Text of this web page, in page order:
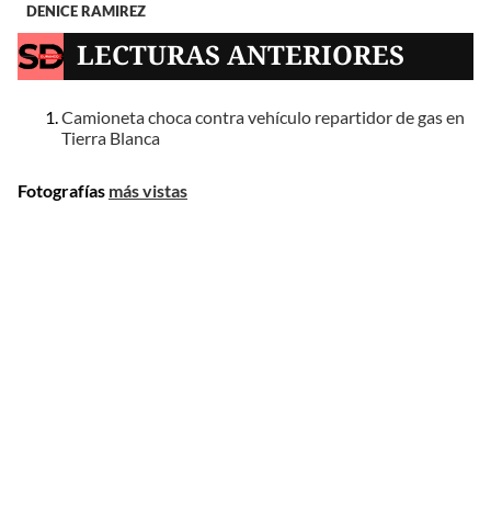
DENICE RAMIREZ
LECTURAS ANTERIORES
Camioneta choca contra vehículo repartidor de gas en
Tierra Blanca
Fotografías más vistas